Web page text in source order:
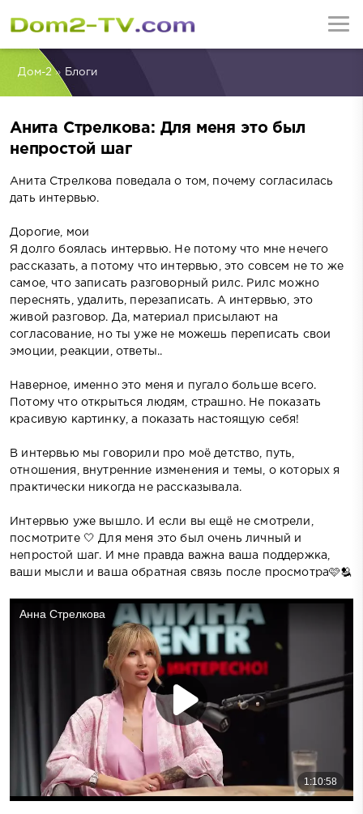
Дом-2» Блоги
Анита Стрелкова: Для меня это был
непростой шаг
Анита Стрелкова поведала о том, почему согласилась
дать интервью.
Дорогие, мои
Я долго боялась интервью. Не потому что мне нечего
рассказать, а потому что интервью, это совсем не то же
самое, что записать разговорный рилс. Рилс можно
переснять, удалить, перезаписать. А интервью, это
живой разговор. Да, материал присылают на
согласование, но ты уже не можешь переписать свои
эмоции, реакции, ответы..
Наверное, именно это меня и пугало больше всего.
Потому что открыться людям, страшно. Не показать
красивую картинку, а показать настоящую себя!
В интервью мы говорили про моё детство, путь,
отношения, внутренние изменения и темы, о которых я
практически никогда не рассказывала.
Интервью уже вышло. И если вы ещё не смотрели,
посмотрите 🤍 Для меня это был очень личный и
непростой шаг. И мне правда важна ваша поддержка,
ваши мысли и ваша обратная связь после просмотра🩷🫂